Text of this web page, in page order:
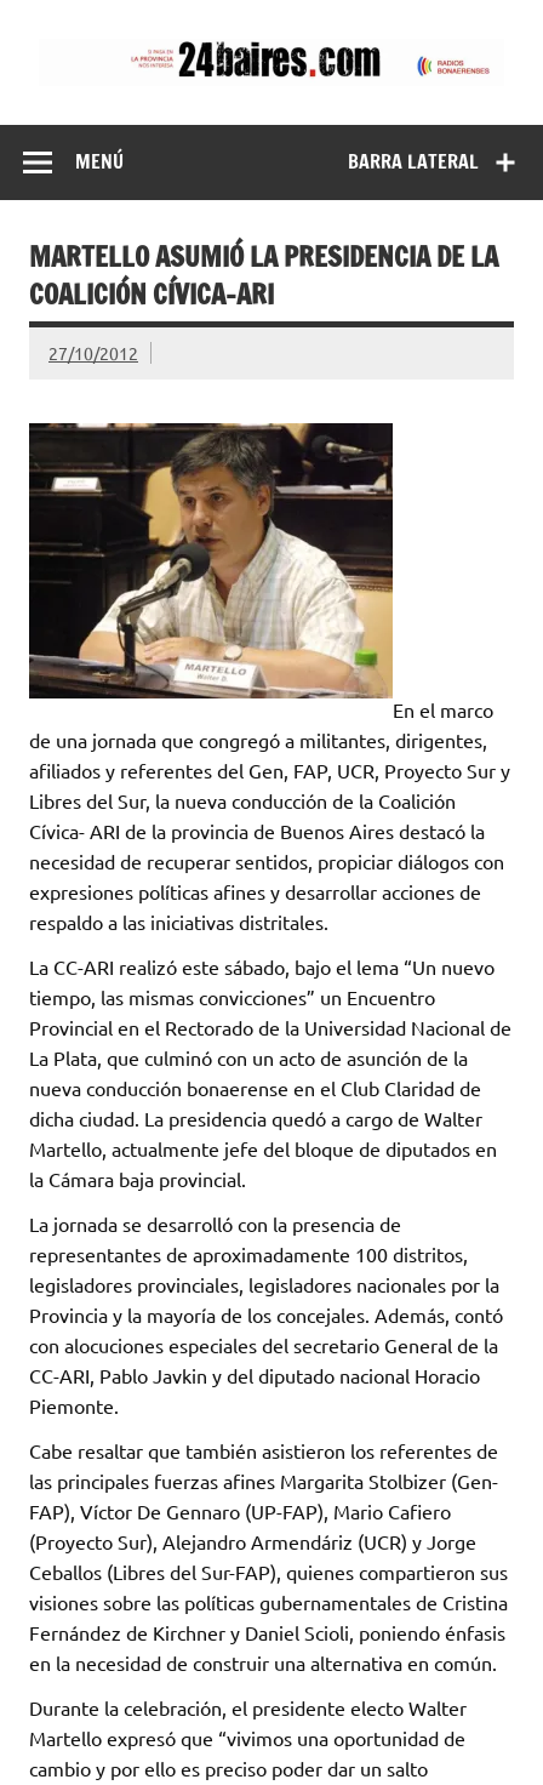
BARRA LATERAL
MENÚ
MARTELLO ASUMIÓ LA PRESIDENCIA DE LA
COALICIÓN CÍVICA-ARI
27/10/2012
En el marco
de una jornada que congregó a militantes, dirigentes,
afiliados y referentes del Gen, FAP, UCR, Proyecto Sur y
Libres del Sur, la nueva conducción de la Coalición
Cívica- ARI de la provincia de Buenos Aires destacó la
necesidad de recuperar sentidos, propiciar diálogos con
expresiones políticas afines y desarrollar acciones de
respaldo a las iniciativas distritales.
La CC-ARI realizó este sábado, bajo el lema “Un nuevo
tiempo, las mismas convicciones” un Encuentro
Provincial en el Rectorado de la Universidad Nacional de
La Plata, que culminó con un acto de asunción de la
nueva conducción bonaerense en el Club Claridad de
dicha ciudad. La presidencia quedó a cargo de Walter
Martello, actualmente jefe del bloque de diputados en
la Cámara baja provincial.
La jornada se desarrolló con la presencia de
representantes de aproximadamente 100 distritos,
legisladores provinciales, legisladores nacionales por la
Provincia y la mayoría de los concejales. Además, contó
con alocuciones especiales del secretario General de la
CC-ARI, Pablo Javkin y del diputado nacional Horacio
Piemonte.
Cabe resaltar que también asistieron los referentes de
las principales fuerzas afines Margarita Stolbizer (Gen-
FAP), Víctor De Gennaro (UP-FAP), Mario Cafiero
(Proyecto Sur), Alejandro Armendáriz (UCR) y Jorge
Ceballos (Libres del Sur-FAP), quienes compartieron sus
visiones sobre las políticas gubernamentales de Cristina
Fernández de Kirchner y Daniel Scioli, poniendo énfasis
en la necesidad de construir una alternativa en común.
Durante la celebración, el presidente electo Walter
Martello expresó que “vivimos una oportunidad de
cambio y por ello es preciso poder dar un salto